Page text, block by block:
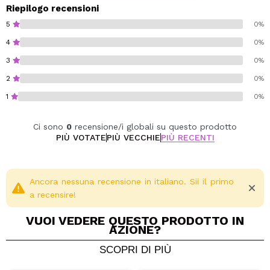
Texture in gel innovativa → leggera nebulizzazione
Dona freschezza immediata e una luminosità
naturale
Gluten free.
Cruelty free.
Vegan.
Alcohol free.
Riepilogo recensioni
5 0%
4 0%
3 0%
2 0%
1 0%
Ci sono 0 recensione/i globali su questo prodotto
PIÙ VOTATEPIÙ VECCHIEPIÙ RECENTI
Ancora nessuna recensione in italiano. Sii il primo
a recensire!
VUOI VEDERE QUESTO PRODOTTO IN
AZIONE?
SCOPRI DI PIÙ